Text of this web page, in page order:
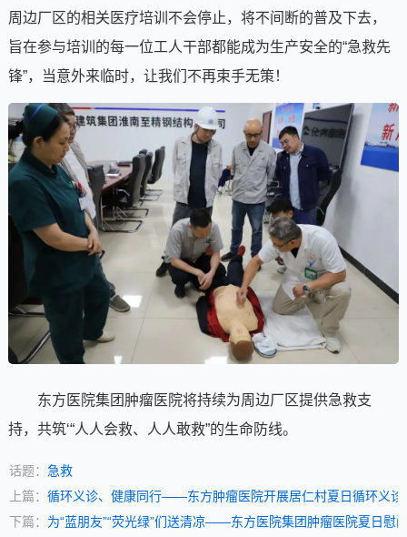
周边厂区的相关医疗培训不会停止，将不间断的普及下去，
旨在参与培训的每一位工人干部都能成为生产安全的“急救先
锋”，当意外来临时，让我们不再束手无策！
东方医院集团肿瘤医院将持续为周边厂区提供急救支
持，共筑‘“人人会救、人人敢救”的生命防线。
话题： 急救
上篇： 循环义诊、健康同行——东方肿瘤医院开展居仁村夏日循环义诊
下篇： 为“蓝朋友”“荧光绿”们送清凉——东方医院集团肿瘤医院夏日慰